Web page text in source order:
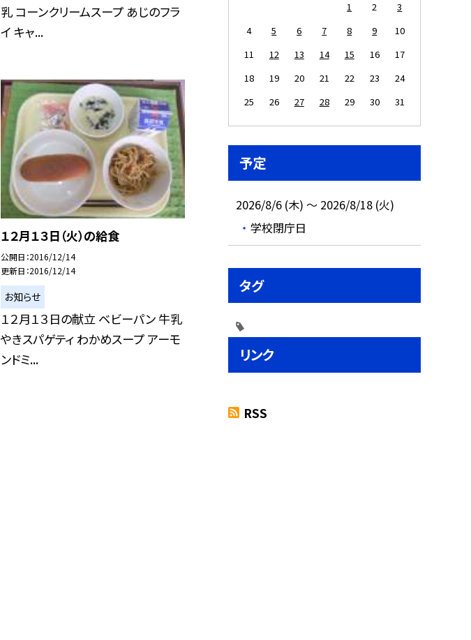
乳 コーンクリームスープ あじのフラ
イ キャ...
１２月１３日（火）の給食
公開日 2016/12/14
更新日 2016/12/14
お知らせ
１２月１３日の献立 ベビーパン 牛乳
やきスパゲティ わかめスープ アーモ
ンドミ...
1 2
3
4
5 6 7 8 9
10
11
12 13 14 15 16
17
18
19 20 21 22 23
24
25
26 27 28 29 30 31
予定
2026/8/6 (木) ～ 2026/8/18 (火)
学校閉庁日
タグ
リンク
RSS